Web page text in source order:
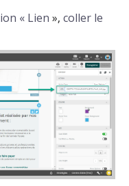
« Lien », coller le